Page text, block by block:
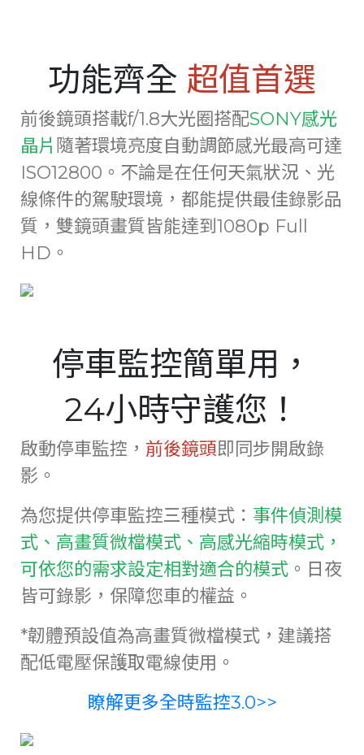
Lithuania
Malaysia
Middle East
Montenegro
New Zealand
North Macedonia
Russian Federation
Serbia
Slovakia
Singapore
Thailand
Ukraine
United Kingdom
United States
Vietnam
功能齊全 超值首選
前後鏡頭搭載f/1.8大光圈搭配SONY感光
晶片 隨著環境亮度自動調節感光最高可達
ISO12800。不論是在任何天氣狀況、光
線條件的駕駛環境，都能提供最佳錄影品
質，雙鏡頭畫質皆能達到1080p Full
HD。
停車監控簡單用，
24小時守護您！
啟動停車監控， 前後鏡頭即同步開啟錄
影。
為您提供停車監控三種模式： 事件偵測模
式、高畫質微檔模式、高感光縮時模式，
可依您的需求設定相對適合的模式 。日夜
皆可錄影，保障您車的權益。
*韌體預設值為高畫質微檔模式，建議搭
配低電壓保護取電線使用。
瞭解更多全時監控3.0>>